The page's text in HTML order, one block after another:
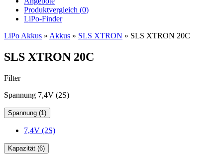
Produktvergleich (0)
LiPo-Finder
LiPo Akkus » Akkus » SLS XTRON » SLS XTRON 20C
SLS XTRON 20C
Filter
Spannung 7,4V (2S)
Spannung (1)
7,4V (2S)
Kapazität (6)